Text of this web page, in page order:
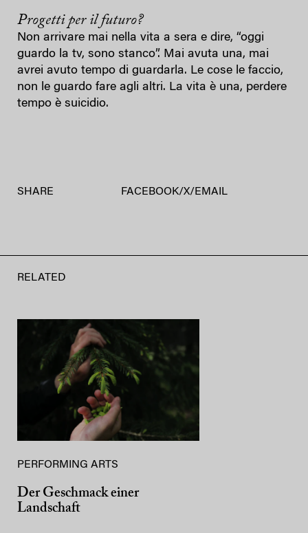
Progetti per il futuro?
Non arrivare mai nella vita a sera e dire, “oggi
guardo la tv, sono stanco”. Mai avuta una, mai
avrei avuto tempo di guardarla. Le cose le faccio,
non le guardo fare agli altri. La vita è una, perdere
tempo è suicidio.
SHARE FACEBOOK/X/ EMAIL
RELATED
PERFORMING ARTS
Der Geschmack einer
Landschaft